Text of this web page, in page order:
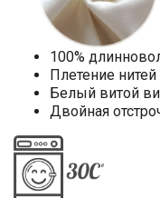
100%
Плетение
Белый витой
Двойная